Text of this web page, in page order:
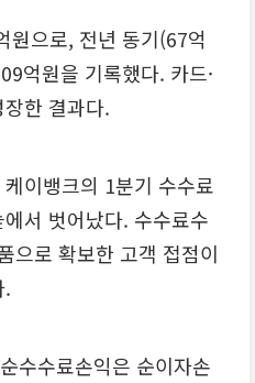
원으로, 전년 동기(67억
억원을 기록했다. 카드·
한 결과다.
이뱅크의 1분기 수수료
서 벗어났다. 수수료수
으로 확보한 고객 접점이
.
수수료손익은 순이자손